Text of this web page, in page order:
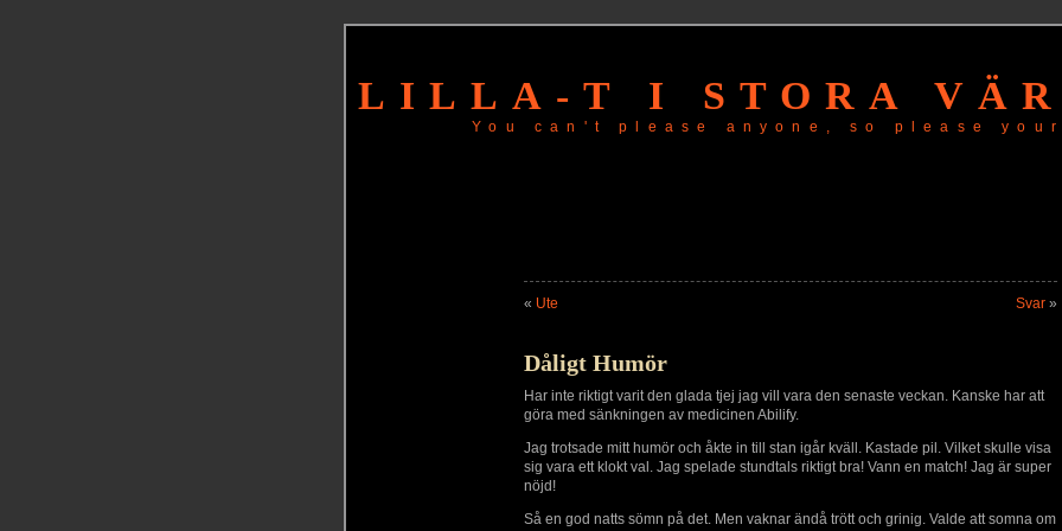
LILLA-T I STORA
You can't please anyone, so please
« Ute Svar »
Dåligt Humör
Har inte riktigt varit den glada tjej jag vill vara den senaste veckan. Kanske har att
göra med sänkningen av medicinen Abilify.
Jag trotsade mitt humör och åkte in till stan igår kväll. Kastade pil. Vilket skulle visa
sig vara ett klokt val. Jag spelade stundtals riktigt bra! Vann en match! Jag är super
nöjd!
Så en god natts sömn på det. Men vaknar ändå trött och grinig. Valde att somna om